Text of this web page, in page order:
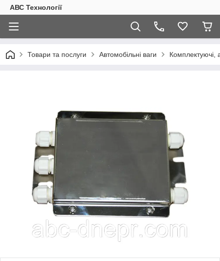
АВС Технології
Товари та послуги Автомобільні ваги Комплектуючі,